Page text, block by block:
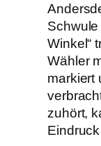
Winkel“
Wähler
markiert
zuhört,